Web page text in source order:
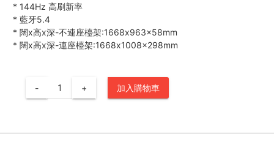
* 144Hz 高刷新率
* 藍牙5.4
* 闊x高x深-不連座檯架:1668x963x58mm
* 闊x高x深-連座檯架:1668x1008x298mm
- + 加入購物車